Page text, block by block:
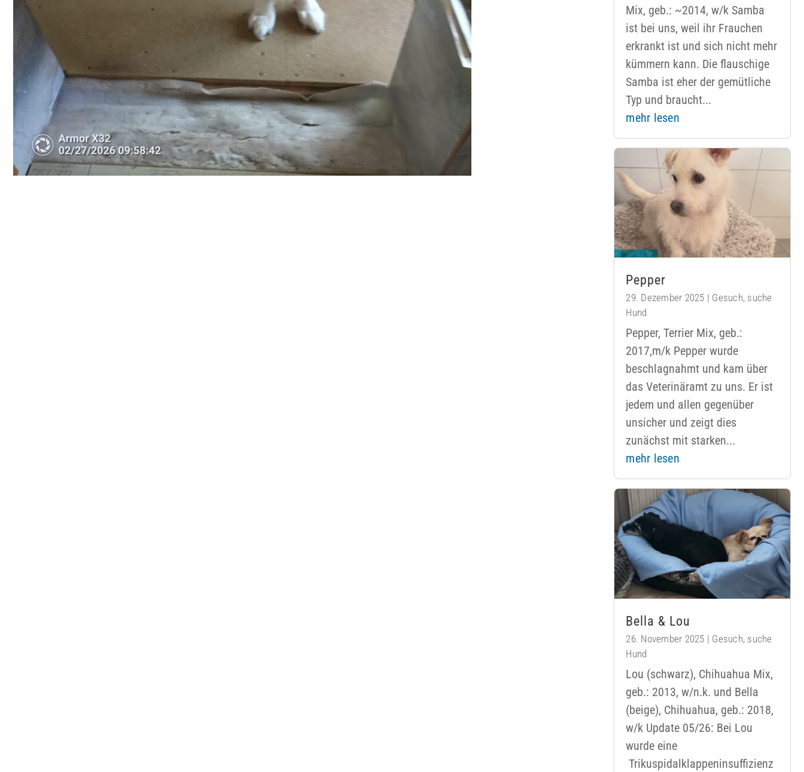
Mix, geb.: ~2014, w/k Samba
ist bei uns, weil ihr Frauchen
erkrankt ist und sich nicht mehr
kümmern kann. Die flauschige
Samba ist eher der gemütliche
Typ und braucht...
mehr lesen
Pepper
29. Dezember 2025 | Gesuch, suche
Hund
Pepper, Terrier Mix, geb.:
2017,m/k Pepper wurde
beschlagnahmt und kam über
das Veterinäramt zu uns. Er ist
jedem und allen gegenüber
unsicher und zeigt dies
zunächst mit starken...
mehr lesen
Bella & Lou
26. November 2025 | Gesuch, suche
Hund
Lou (schwarz), Chihuahua Mix,
geb.: 2013, w/n.k. und Bella
(beige), Chihuahua, geb.: 2018,
w/k Update 05/26: Bei Lou
wurde eine
Trikuspidalklappeninsuffizienz